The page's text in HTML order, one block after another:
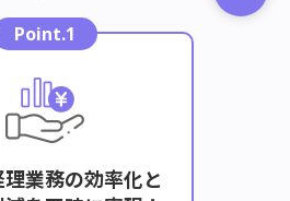
Point.1
業務の効率化と